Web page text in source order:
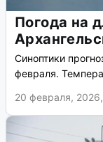
Погода на
Синоптики
февраля.
20 февраля,